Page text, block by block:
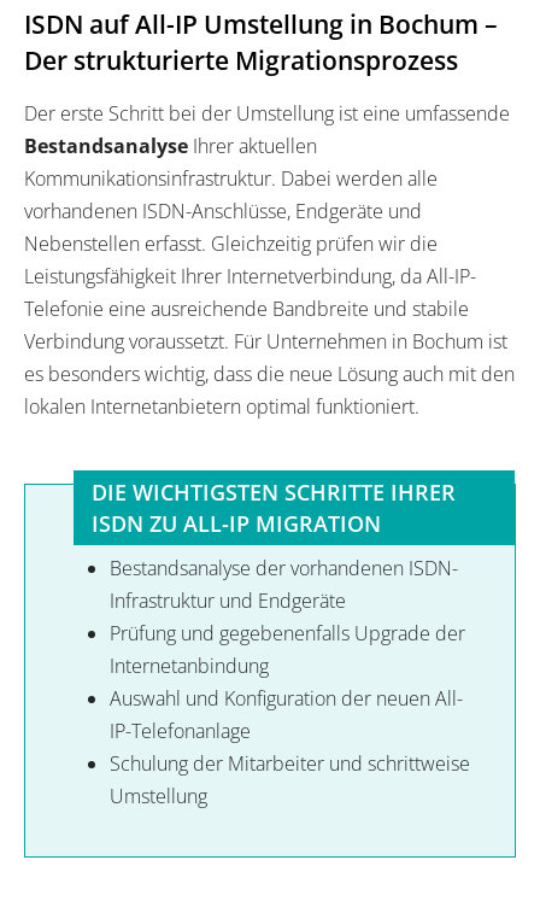
ISDN auf All-IP Umstellung in Bochum –
Der strukturierte Migrationsprozess
Der erste Schritt bei der Umstellung ist eine umfassende
Bestandsanalyse Ihrer aktuellen
Kommunikationsinfrastruktur. Dabei werden alle
vorhandenen ISDN-Anschlüsse, Endgeräte und
Nebenstellen erfasst. Gleichzeitig prüfen wir die
Leistungsfähigkeit Ihrer Internetverbindung, da All-IP-
Telefonie eine ausreichende Bandbreite und stabile
Verbindung voraussetzt. Für Unternehmen in Bochum ist
es besonders wichtig, dass die neue Lösung auch mit den
lokalen Internetanbietern optimal funktioniert.
DIE WICHTIGSTEN SCHRITTE IHRER
ISDN ZU ALL-IP MIGRATION
Bestandsanalyse der vorhandenen ISDN-
Infrastruktur und Endgeräte
Prüfung und gegebenenfalls Upgrade der
Internetanbindung
Auswahl und Konfiguration der neuen All-
IP-Telefonanlage
Schulung der Mitarbeiter und schrittweise
Umstellung